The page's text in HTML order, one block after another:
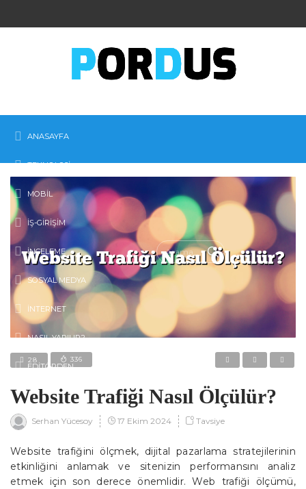
ANASAYFA
TEKNOLOJI
MOBIL
İŞ-GIRIŞIM
İNCELEME
SOSYAL MEDYA
İNTERNET
NASIL YAPILIR?
EDITÖRDEN
28 336
Website Trafiği Nasıl Ölçülür?
Serhan Yücesoy 17 Ekim 2024 Tavsiye
Website trafiğini ölçmek, dijital pazarlama stratejilerinin
etkinliğini anlamak ve sitenizin performansını analiz
etmek için son derece önemlidir. Web trafiği ölçümü,